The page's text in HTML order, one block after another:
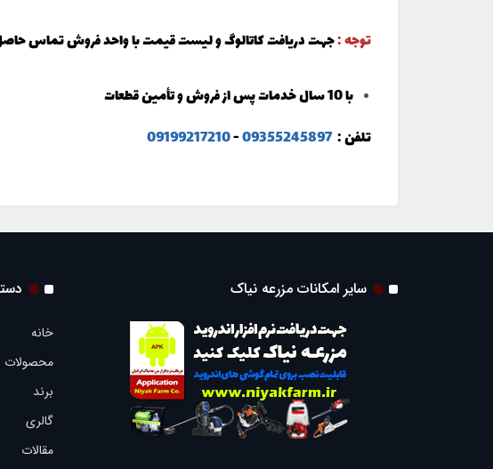
توجه :جهت دریافت کاتالوگ و لیست قیمت با واحد فروش تماس
با 10 سال خدمات پس از فروش و تأمین قطعات
تلفن :09355245897
-
09199217210
سایر امکانات مزرعه نیاک
خانه
محصولات
برند
گالری
مقالات